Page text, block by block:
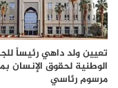
تعيين ولد داهي رئيساً
الوطنية لحقوق الإنسان
مرسوم رئاسي